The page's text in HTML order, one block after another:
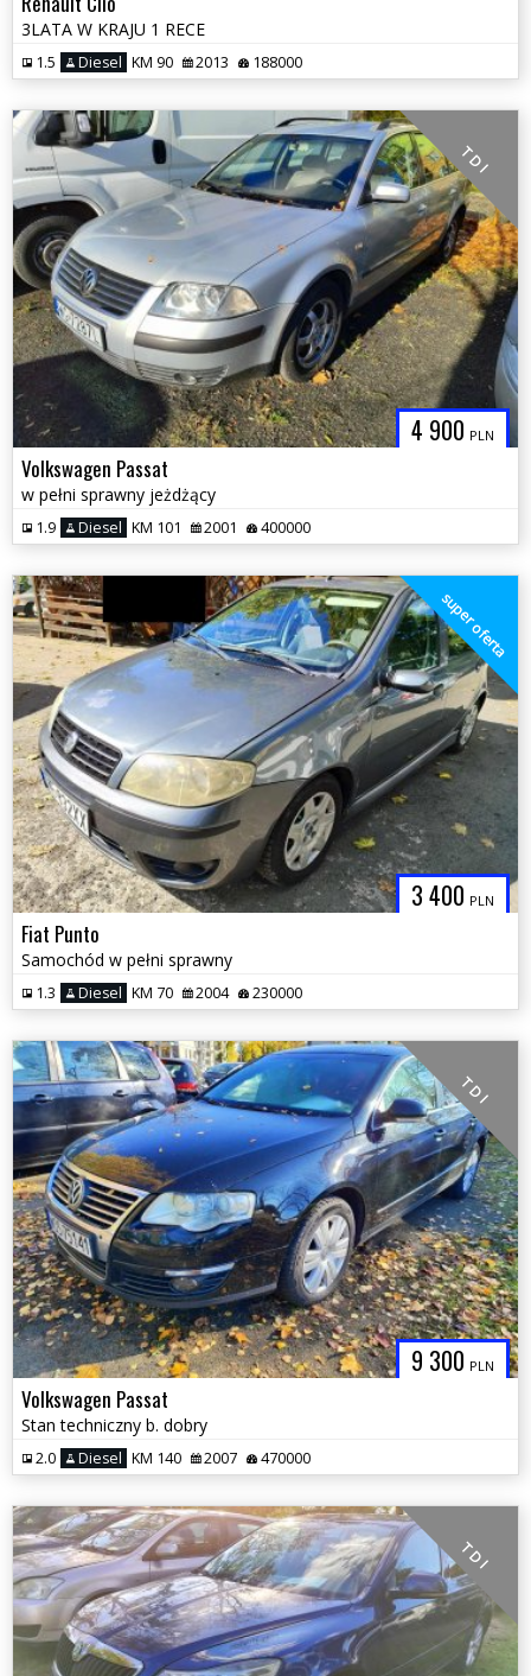
3LATA W KRAJU 1 RECE
1.5 Diesel KM 90 2013 188000
4 900 PLN
T D I
Volkswagen Passat
w pełni sprawny jeżdżący
1.9 Diesel KM 101 2001 400000
3 400 PLN
super oferta
Fiat Punto
Samochód w pełni sprawny
1.3 Diesel KM 70 2004 230000
9 300 PLN
T D I
Volkswagen Passat
Stan techniczny b. dobry
2.0 Diesel KM 140 2007 470000
T D I